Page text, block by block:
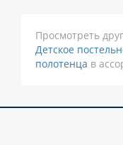
Просмотреть
Детское
полотенца в